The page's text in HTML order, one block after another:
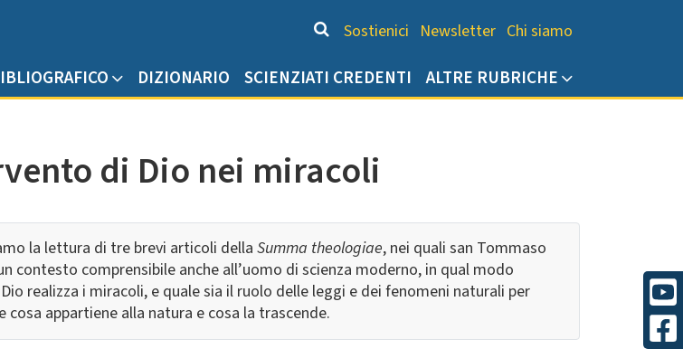
Chi siamo
Sostienici Newsletter Chi siamo
DIZIONARIO SCIENZIATI CREDENTI ALTRE RUBRICHE
di Dio nei miracoli
la lettura di tre brevi articoli dellaSumma theologiae, nei quali san Tommaso
contesto comprensibile anche all’uomo di scienza moderno, in qual modo
Dio realizza i miracoli, e quale sia il ruolo delle leggi e dei fenomeni naturali per
cosa appartiene alla natura e cosa la trascende.